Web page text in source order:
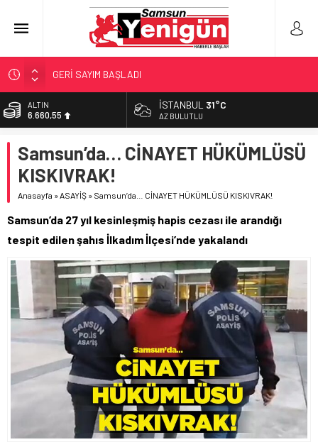
GERİ SAYIM BAŞLADI
SAMSUNSPOR’DA HEDEF 5’İNCİLİK!
‘BAFRA’YA YATIRIM YAPIN!’
YÖNETİCİ SEÇERKEN YAPILAN EN BÜYÜK HATALAR
ALTIN
6.660,55
13.779,39
DOLAR
47,7111
55,1881
İSTANBUL 31°C
AZ BULUTLU
Samsun’da… CİNAYET HÜKÜMLÜSÜ
KISKIVRAK!
Anasayfa »ASAYİŞ » Samsun’da… CİNAYET HÜKÜMLÜSÜ KISKIVRAK!
Samsun’da 27 yıl kesinleşmiş hapis cezası ile arandığı
tespit edilen şahıs İlkadım İlçesi’nde yakalandı